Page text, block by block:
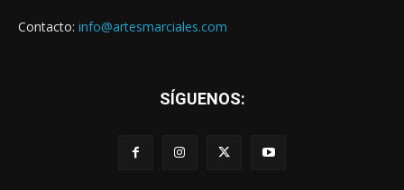
Contacto: info@artesmarciales.com
SÍGUENOS: